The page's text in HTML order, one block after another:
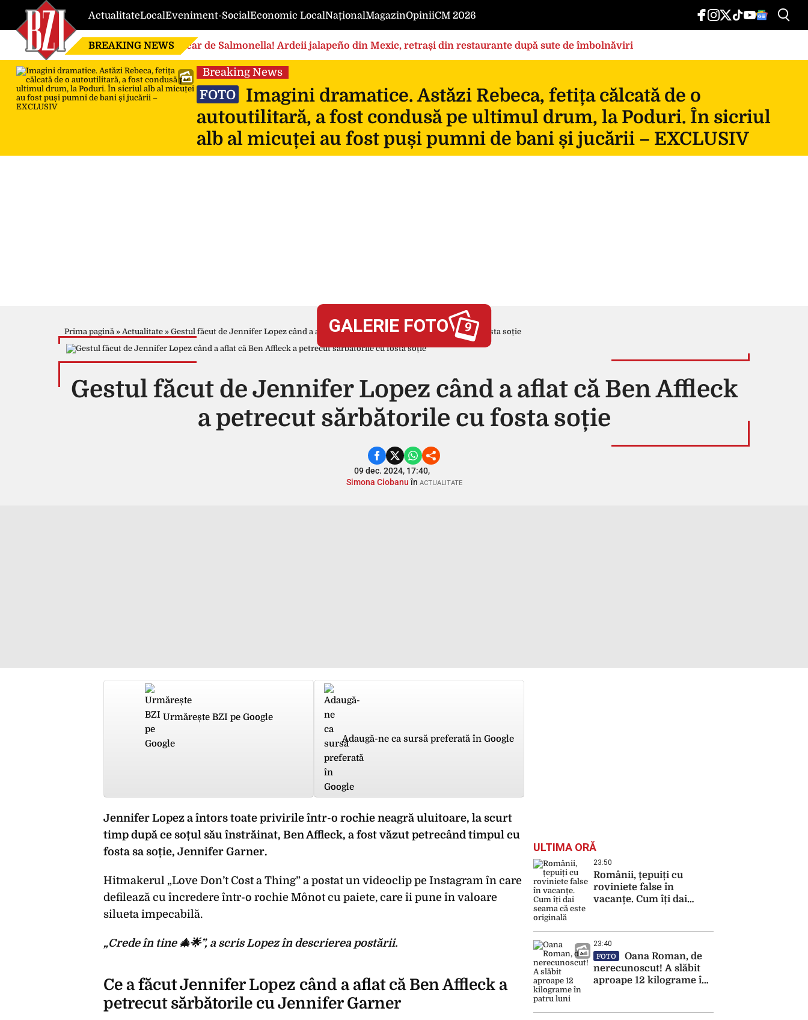
ActualitateLocalEveniment-SocialEconomic LocalNaționalMagazinOpiniiCM 2026
BREAKING NEWS Focar de Salmonella! Ardeii jalapeño din Mexic, retrași din restaurante după sute de îmbolnăviri
Breaking News
FOTO
Imagini dramatice. Astăzi Rebeca, fetița călcată de o
autoutilitară, a fost condusă pe ultimul drum, la Poduri. În sicriul
alb al micuței au fost puși pumni de bani și jucării – EXCLUSIV
Prima pagină » Actualitate » Gestul făcut de Jennifer Lopez când a aflat că Ben Affleck a petrecut sărbătorile cu fosta soție
GALERIE FOTO 9
Gestul făcut de Jennifer Lopez când a aflat că Ben Affleck
a petrecut sărbătorile cu fosta soție
09 dec. 2024, 17:40,
Simona Ciobanuîn ACTUALITATE
Urmărește BZI pe Google
Adaugă-ne ca sursă preferată în Google
Jennifer Lopez a întors toate privirile într-o rochie neagră uluitoare, la scurt
timp după ce soțul său înstrăinat, Ben Affleck, a fost văzut petrecând timpul cu
fosta sa soție, Jennifer Garner.
Hitmakerul „Love Don’t Cost a Thing” a postat un videoclip pe Instagram în care
defilează cu încredere într-o rochie Mônot cu paiete, care îi pune în valoare
silueta impecabilă.
„Crede în tine 🎄🌟”, a scris Lopez în descrierea postării.
Ce a făcut Jennifer Lopez când a aflat că Ben Affleck a
petrecut sărbătorile cu Jennifer Garner
ULTIMA ORĂ
23:50
Românii, țepuiți cu
roviniete false în
vacanțe. Cum îți dai
23:40
FOTO
Oana Roman, de
nerecunoscut! A slăbit
aproape 12 kilograme în